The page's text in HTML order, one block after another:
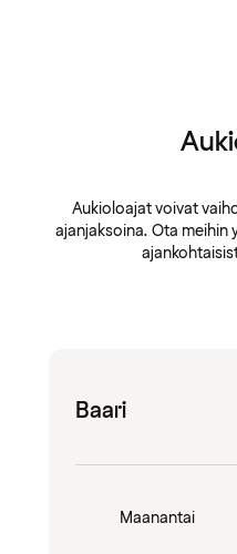
Aukioloajat voivat
ajanjaksoina. Ota meihin
Baari
Maanantai